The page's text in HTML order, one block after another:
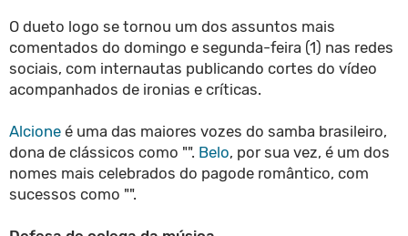
O dueto logo se tornou um dos assuntos mais
comentados do domingo e segunda-feira (1) nas redes
sociais, com internautas publicando cortes do vídeo
acompanhados de ironias e críticas.
Alcione é uma das maiores vozes do samba brasileiro,
dona de clássicos como "". Belo, por sua vez, é um dos
nomes mais celebrados do pagode romântico, com
sucessos como "".